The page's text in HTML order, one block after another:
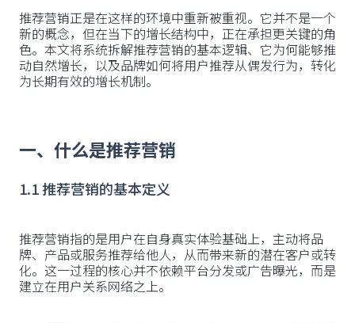
推荐营销正是在这样的环境中重新被重视。它并不是一个
新的概念，但在当下的增长结构中，正在承担更关键的角
色。本文将系统拆解推荐营销的基本逻辑、它为何能够推
动自然增长，以及品牌如何将用户推荐从偶发行为，转化
为长期有效的增长机制。
一、什么是推荐营销
1.1 推荐营销的基本定义
推荐营销指的是用户在自身真实体验基础上，主动将品
牌、产品或服务推荐给他人，从而带来新的潜在客户或转
化。这一过程的核心并不依赖平台分发或广告曝光，而是
建立在用户关系网络之上。